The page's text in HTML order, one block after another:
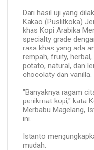
Dari hasil uji yang
Kakao (Puslitkoka)
khas Kopi Arabika
specialty grade
rasa khas yang ada
rempah, fruity,
potato, natural, dan
chocolaty dan vanilla.
"Banyaknya ragam
penikmat kopi," kata
Merbabu Magelang,
ini.
Istanto
mudah.